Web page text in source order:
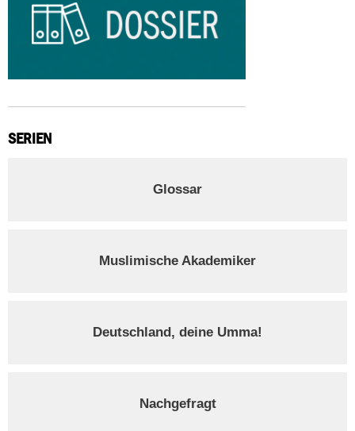
SERIEN
Glossar
Muslimische Akademiker
Deutschland, deine Umma!
Nachgefragt